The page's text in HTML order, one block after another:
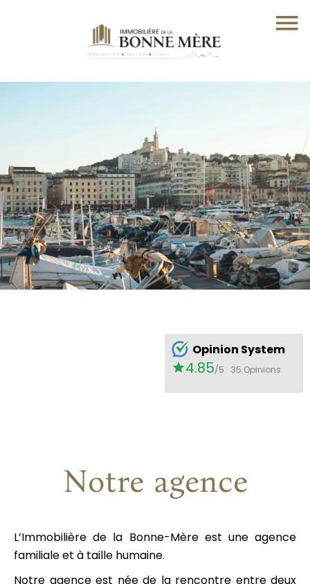
Opinion System
4.85/5 35 Opinions
Notre agence
L’Immobilière de la Bonne-Mère est une agence
familiale et à taille humaine.
Notre agence est née de la rencontre entre deux